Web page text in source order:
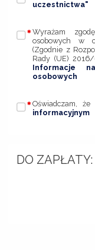
uczestnictwa"
Wyrażam
osobowych w
(Zgodnie z
Rady (UE)
Informacje
osobowych
Oświadczam,
informacyjnym
DO ZAPŁATY: